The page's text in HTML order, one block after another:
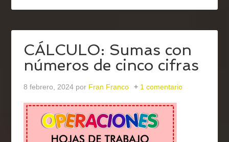
CÁLCULO: Sumas con
números de cinco cifras
8 febrero, 2024 por Fran Franco 1 comentario